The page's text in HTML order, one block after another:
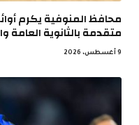
محافظ المنوفية يكرم
متقدمة بالثانوية العامة
9 أغسطس، 2026